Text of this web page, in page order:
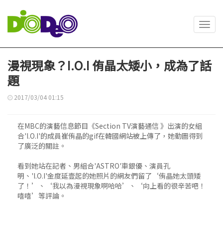
漫視現象？I.O.I 侑晶太矮小，成為了話
題
2017/03/04 01:15
在MBC的演藝信息節目《Section TV演藝通信 》出演的女組
合'I.O.I'的成員崔侑晶的gif在韓國網站被上傳了，她動圖得到
了廣泛的關註。
看到她站在記者、男組合'ASTRO'車銀優、演員孔
明、'I.O.I'金度延壹起的她照片的網友們留了‘侑晶她太頭矮
了！’、‘我以為漫視現象啊哈哈’、‘向上看的很辛苦吧！
嘻嘻’等評論。